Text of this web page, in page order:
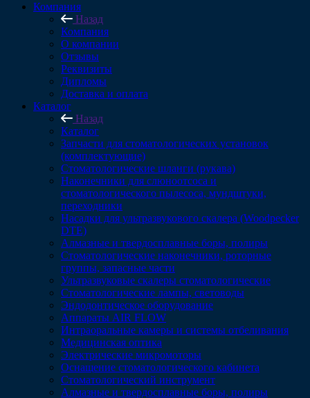
Компания
Назад
Компания
О компании
Отзывы
Реквизиты
Дипломы
Доставка и оплата
Каталог
Назад
Каталог
Запчасти для стоматологических установок
(комплектующие)
Стоматологические шланги (рукава)
Наконечники для слюноотсоса и
стоматологического пылесоса, мундштуки,
переходники
Насадки для ультразвукового скалера (Woodpecker
DTE)
Алмазные и твердосплавные боры, полиры
Стоматологические наконечники, роторные
группы, запасные части
Ультразвуковые скалеры стоматологические
Стоматологические лампы, световоды
Эндодонтическое оборудование
Аппараты AIR FLOW
Интраоральные камеры и системы отбеливания
Медицинская оптика
Электрические микромоторы
Оснащение стоматологического кабинета
Стоматологический инструмент
Алмазные и твердосплавные боры, полиры